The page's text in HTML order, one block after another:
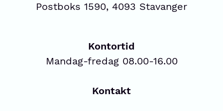
Postboks 1590, 4093 Stavanger
Kontortid
Mandag-fredag 08.00-16.00
Kontakt